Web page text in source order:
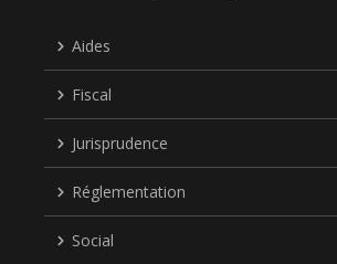
Aides
Fiscal
Jurisprudence
Réglementation
Social